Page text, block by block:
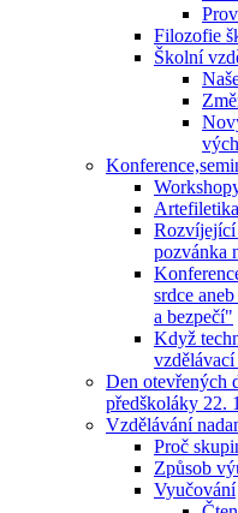
Filozofie
Školní
Rozvíjející
pozvánka
srdce
a bezpečí"
Když
vzdělávací
Den otevřených
předškoláky 22.
Vzdělávání
Proč
Způsob
Vyučování